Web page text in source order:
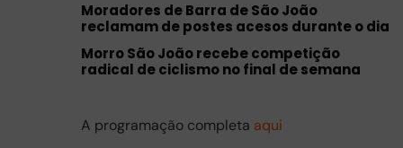
Moradores de Barra de São João
reclamam de postes acesos durante o dia
Morro São João recebe competição
radical de ciclismo no final de semana
A programação completa aqui